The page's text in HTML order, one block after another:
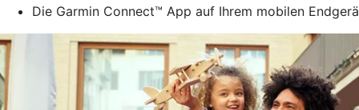
Die Garmin Connect™ App auf Ihrem mobilen